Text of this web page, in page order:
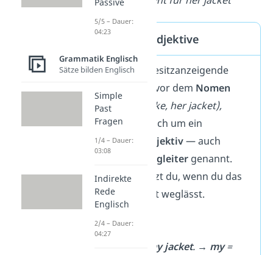
Possessivadjektive
Wenn das besitzanzeigende
Wort direkt vor dem Nomen
steht (
my bike, her jacket),
handelt es sich um ein
Possessivadjektiv— auch
Possessivbegleitergenannt.
Diese benutzt du, wenn du das
Nomen nicht weglässt.
➡️ Beispiel:
my jacket. → my=
Passive
5/5 – Dauer:
04:23
Grammatik Englisch
Sätze bilden Englisch
Simple
Past
Fragen
1/4 – Dauer:
03:08
Indirekte
Rede
Englisch
2/4 – Dauer:
04:27